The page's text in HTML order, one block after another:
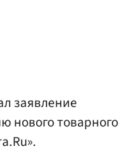
заявление
нового товарного